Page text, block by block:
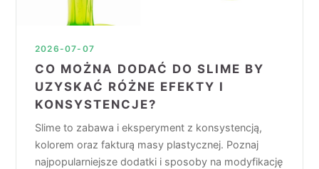
2026-07-07
CO MOŻNA DODAĆ DO SLIME BY
UZYSKAĆ RÓŻNE EFEKTY I
KONSYSTENCJE?
Slime to zabawa i eksperyment z konsystencją,
kolorem oraz fakturą masy plastycznej. Poznaj
najpopularniejsze dodatki i sposoby na modyfikację